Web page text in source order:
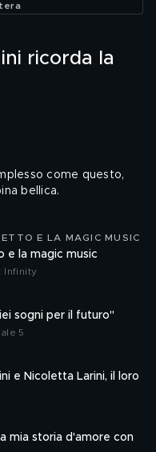
ricorda la
come questo,
bellica.
E LA MAGIC MUSIC
e la magic music
Infinity
sogni per il futuro"
5
e Nicoletta Larini, il loro
mia storia d'amore con